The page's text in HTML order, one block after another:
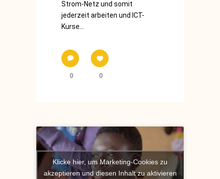
Strom-Netz und somit
jederzeit arbeiten und ICT-
Kurse...
0 0
Klicke hier, um Marketing-Cookies zu
akzeptieren und diesen Inhalt zu aktivieren